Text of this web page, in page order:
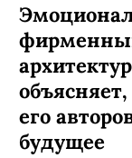
его
будущее